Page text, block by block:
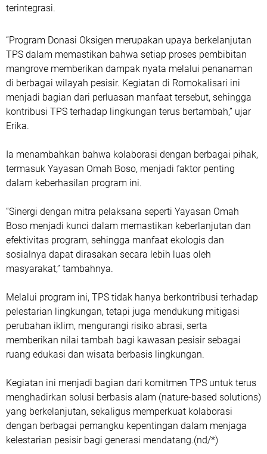
terintegrasi.
“Program Donasi Oksigen merupakan upaya berkelanjutan
TPS dalam memastikan bahwa setiap proses pembibitan
mangrove memberikan dampak nyata melalui penanaman
di berbagai wilayah pesisir. Kegiatan di Romokalisari ini
menjadi bagian dari perluasan manfaat tersebut, sehingga
kontribusi TPS terhadap lingkungan terus bertambah,” ujar
Erika.
Ia menambahkan bahwa kolaborasi dengan berbagai pihak,
termasuk Yayasan Omah Boso, menjadi faktor penting
dalam keberhasilan program ini.
“Sinergi dengan mitra pelaksana seperti Yayasan Omah
Boso menjadi kunci dalam memastikan keberlanjutan dan
efektivitas program, sehingga manfaat ekologis dan
sosialnya dapat dirasakan secara lebih luas oleh
masyarakat,” tambahnya.
Melalui program ini, TPS tidak hanya berkontribusi terhadap
pelestarian lingkungan, tetapi juga mendukung mitigasi
perubahan iklim, mengurangi risiko abrasi, serta
memberikan nilai tambah bagi kawasan pesisir sebagai
ruang edukasi dan wisata berbasis lingkungan.
Kegiatan ini menjadi bagian dari komitmen TPS untuk terus
menghadirkan solusi berbasis alam (nature-based solutions)
yang berkelanjutan, sekaligus memperkuat kolaborasi
dengan berbagai pemangku kepentingan dalam menjaga
kelestarian pesisir bagi generasi mendatang.(nd/*)